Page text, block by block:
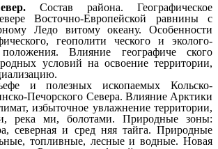
Состав района. Географическое
Восточно-Европейской равнины с
Ледо витому океану. Особенности
геополити ческого и эколого-
положения. Влияние географиче ского
условий на освоение территории,
и полезных ископаемых Кольско-
Печорского Севера. Влияние Арктики
избыточное увлажнение территории,
река ми, болотами. Природные зоны:
северная и сред няя тайга. Природные
топливные, лесные и водные. Новая